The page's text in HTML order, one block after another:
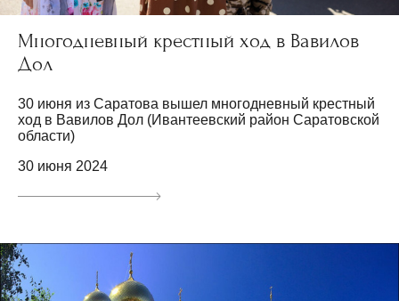
Многодневный крестный ход в Вавилов
Дол
30 июня из Саратова вышел многодневный крестный
ход в Вавилов Дол (Ивантеевский район Саратовской
области)
30 июня 2024